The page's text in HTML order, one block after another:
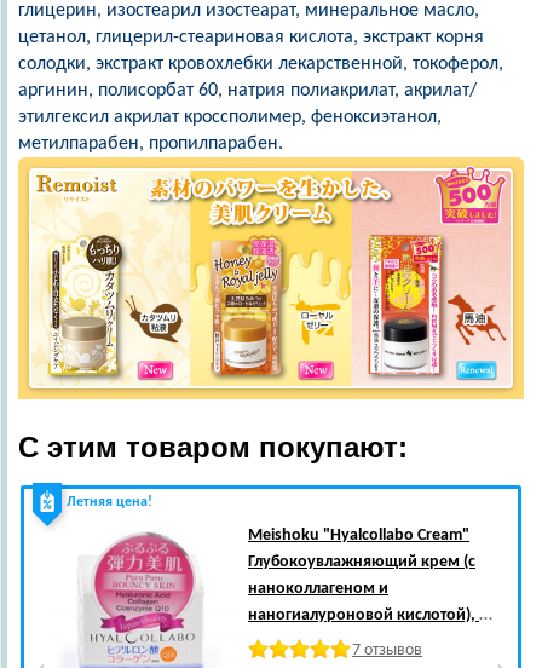
глицерин, изостеарил изостеарат, минеральное масло,
цетанол, глицерил-стеариновая кислота, экстракт корня
солодки, экстракт кровохлебки лекарственной, токоферол,
аргинин, полисорбат 60, натрия полиакрилат, акрилат/
этилгексил акрилат кроссполимер, феноксиэтанол,
метилпарабен, пропилпарабен.
С этим товаром покупают:
Летняя цена!
Meishoku "Hyalcollabo Cream"
Глубокоувлажняющий крем (с
наноколлагеном и
наногиалуроновой кислотой), 48
гр.
7 отзывов